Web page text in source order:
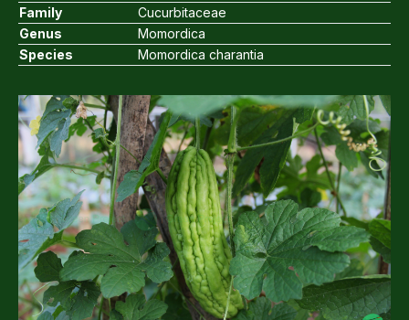
Family
Cucurbitaceae
Genus
Momordica
Species
Momordica charantia